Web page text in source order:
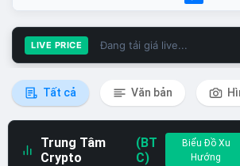
LIVE PRICE Đang tải giá live...
Tất cả Văn bản
Trung Tâm
Crypto
(BT
C)
Biểu Đồ Xu
Hướng